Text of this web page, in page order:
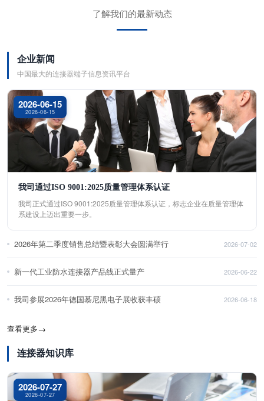
了解我们的最新动态
企业新闻
中国最大的连接器端子信息资讯平台
2026-06-15
2026-06-15
我司通过ISO 9001:2025质量管理体系认证
我司正式通过ISO 9001:2025质量管理体系认证，标志企业在质量管理体
系建设上迈出重要一步。
2026年第二季度销售总结暨表彰大会圆满举行 2026-07-02
新一代工业防水连接器产品线正式量产 2026-06-22
我司参展2026年德国慕尼黑电子展收获丰硕 2026-06-18
查看更多→
连接器知识库
2026-07-27
2026-07-27